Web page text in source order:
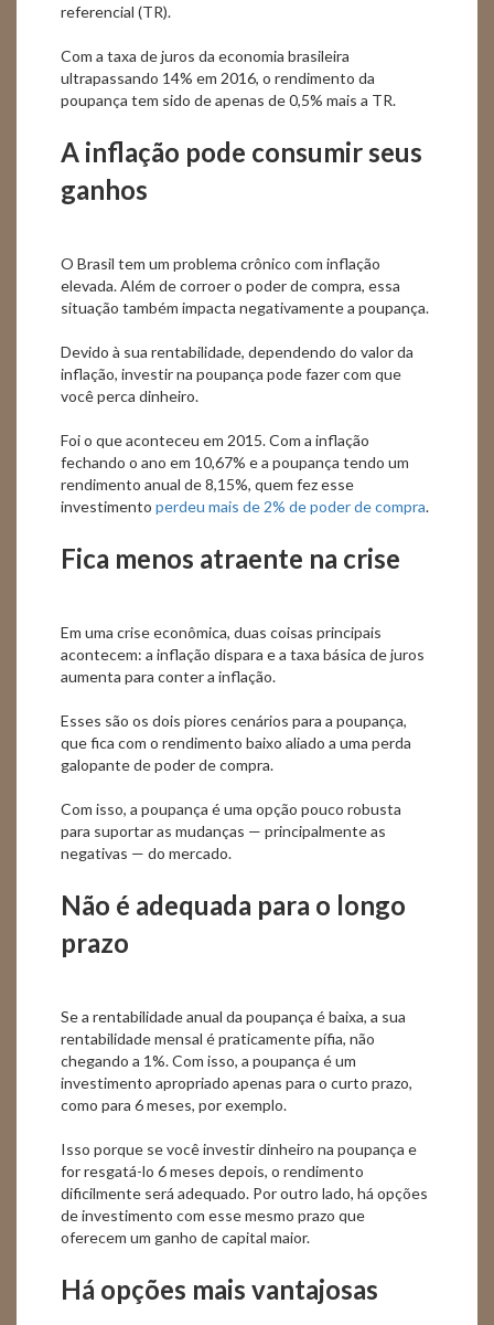
referencial (TR).
Com a taxa de juros da economia brasileira
ultrapassando 14% em 2016, o rendimento da
poupança tem sido de apenas de 0,5% mais a TR.
A inflação pode consumir seus
ganhos
O Brasil tem um problema crônico com inflação
elevada. Além de corroer o poder de compra, essa
situação também impacta negativamente a poupança.
Devido à sua rentabilidade, dependendo do valor da
inflação, investir na poupança pode fazer com que
você perca dinheiro.
Foi o que aconteceu em 2015. Com a inflação
fechando o ano em 10,67% e a poupança tendo um
rendimento anual de 8,15%, quem fez esse
investimento perdeu mais de 2% de poder de compra.
Fica menos atraente na crise
Em uma crise econômica, duas coisas principais
acontecem: a inflação dispara e a taxa básica de juros
aumenta para conter a inflação.
Esses são os dois piores cenários para a poupança,
que fica com o rendimento baixo aliado a uma perda
galopante de poder de compra.
Com isso, a poupança é uma opção pouco robusta
para suportar as mudanças — principalmente as
negativas — do mercado.
Não é adequada para o longo
prazo
Se a rentabilidade anual da poupança é baixa, a sua
rentabilidade mensal é praticamente pífia, não
chegando a 1%. Com isso, a poupança é um
investimento apropriado apenas para o curto prazo,
como para 6 meses, por exemplo.
Isso porque se você investir dinheiro na poupança e
for resgatá-lo 6 meses depois, o rendimento
dificilmente será adequado. Por outro lado, há opções
de investimento com esse mesmo prazo que
oferecem um ganho de capital maior.
Há opções mais vantajosas